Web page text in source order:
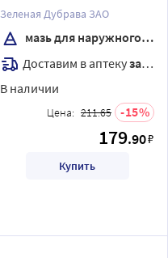
гр
Зеленая Дубрава ЗАО
мазь для наружного применения
Доставим в аптекузавтра
В наличии
Цена: 211.65 15
179.90₽
Купить